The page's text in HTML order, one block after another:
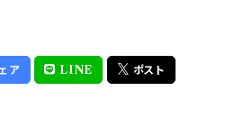
しんちゃん
bird
イニング)
ア LINE ポスト